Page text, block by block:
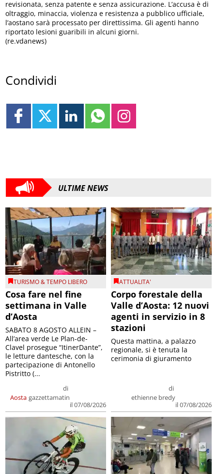
revisionata, senza patente e senza assicurazione. L’accusa è di
oltraggio, minaccia, violenza e resistenza a pubblico ufficiale,
l’aostano sarà processato per direttissima. Gli agenti hanno
riportato lesioni guaribili in alcuni giorni.
(re.vdanews)
Condividi
TURISMO & TEMPO LIBERO
Cosa fare nel fine
settimana in Valle
d’Aosta
gazzettamatin
SABATO 8 AGOSTO ALLEIN –
All’area verde Le Plan-de-
Clavel prosegue “ItinerDante”,
le letture dantesche, con la
partecipazione di Antonello
Pistritto (...
ATTUALITA'
Corpo forestale della
Valle d’Aosta: 12 nuovi
agenti in servizio in 8
stazioni
ethienne bredy
Questa mattina, a palazzo
regionale, si è tenuta la
cerimonia di giuramento